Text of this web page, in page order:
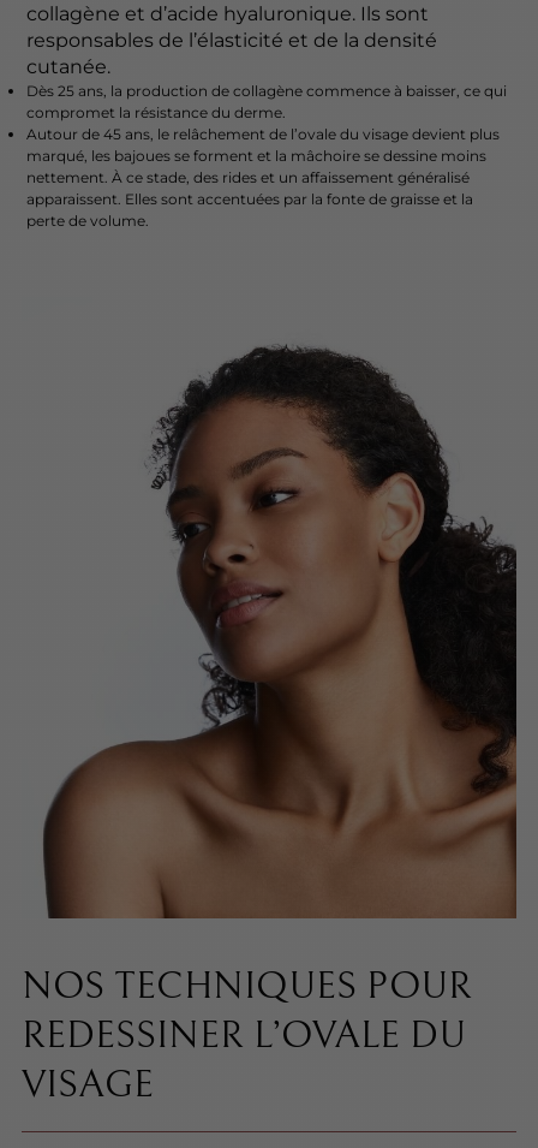
collagène et d’acide hyaluronique. Ils sont
responsables de l’élasticité et de la densité
cutanée.
Dès 25 ans, la production de collagène commence à baisser, ce qui
compromet la résistance du derme.
Autour de 45 ans, le relâchement de l’ovale du visage devient plus
marqué, les bajoues se forment et la mâchoire se dessine moins
nettement. À ce stade, des rides et un affaissement généralisé
apparaissent. Elles sont accentuées par la fonte de graisse et la
perte de volume.
NOS TECHNIQUES POUR
REDESSINER L’OVALE DU
VISAGE